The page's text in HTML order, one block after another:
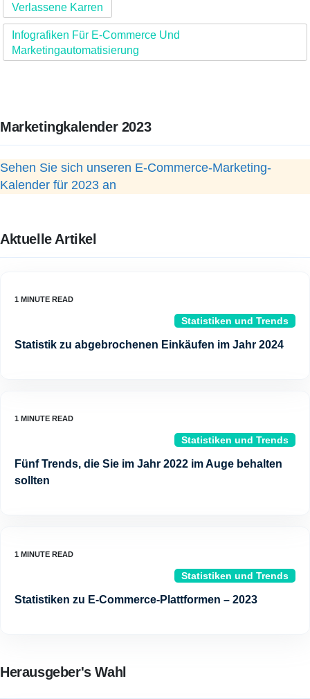
Verlassene Karren
Infografiken Für E-Commerce Und
Marketingautomatisierung
Marketingkalender 2023
Sehen Sie sich unseren E-Commerce-Marketing-
Kalender für 2023 an
Aktuelle Artikel
Statistiken und Trends
Statistik zu abgebrochenen Einkäufen im Jahr 2024
Statistiken und Trends
Fünf Trends, die Sie im Jahr 2022 im Auge behalten
sollten
Statistiken und Trends
Statistiken zu E-Commerce-Plattformen – 2023
Herausgeber's Wahl